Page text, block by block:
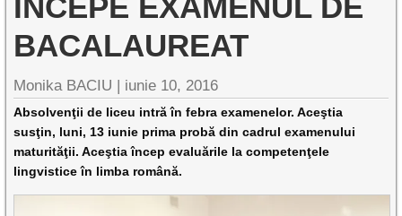
BACALAUREAT
Monika BACIU | iunie 10, 2016
Absolvenţii de liceu intră în febra examenelor. Aceştia
susţin, luni, 13 iunie prima probă din cadrul examenului
maturităţii. Aceştia încep evaluările la competenţele
lingvistice în limba română.